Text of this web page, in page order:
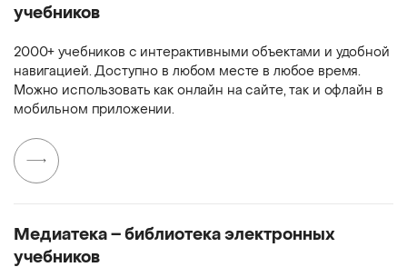
учебников
2000+ учебников с интерактивными объектами и удобной
навигацией. Доступно в любом месте в любое время.
Можно использовать как онлайн на сайте, так и офлайн в
мобильном приложении.
Медиатека – библиотека электронных
учебников